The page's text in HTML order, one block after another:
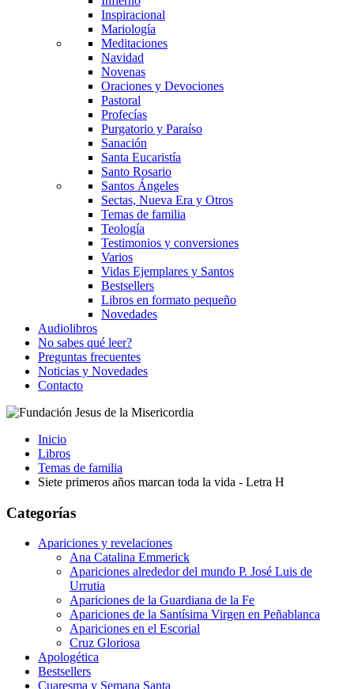
Inspiracional
Mariología
Meditaciones
Navidad
Novenas
Oraciones y Devociones
Pastoral
Profecías
Purgatorio y Paraíso
Sanación
Santa Eucaristía
Santo Rosario
Santos Ángeles
Sectas, Nueva Era y Otros
Temas de familia
Teología
Testimonios y conversiones
Varios
Vidas Ejemplares y Santos
Bestsellers
Libros en formato pequeño
Novedades
Audiolibros
No sabes qué leer?
Preguntas frecuentes
Noticias y Novedades
Contacto
Inicio
Libros
Temas de familia
Siete primeros años marcan toda la vida - Letra H
Categorías
Apariciones y revelaciones
Ana Catalina Emmerick
Apariciones alrededor del mundo P. José Luis de
Urrutia
Apariciones de la Guardiana de la Fe
Apariciones de la Santísima Virgen en Peñablanca
Apariciones en el Escorial
Cruz Gloriosa
Apologética
Bestsellers
Cuaresma y Semana Santa